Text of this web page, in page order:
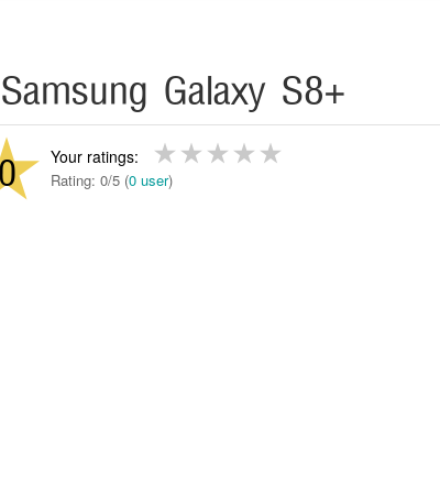
Samsung Galaxy S8+
Rating: 0/5 (0 user)